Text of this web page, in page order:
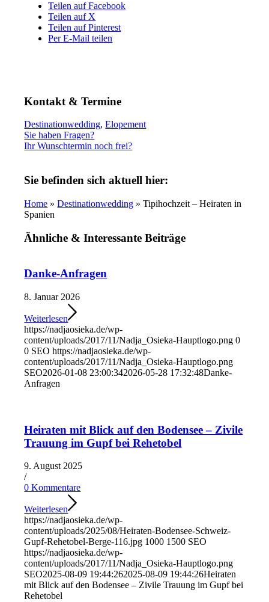
Teilen auf Facebook
Teilen auf X
Teilen auf Pinterest
Per E-Mail teilen
Kontakt & Termine
Destinationwedding,Elopement
Sie haben Fragen?
Ihr Wunschtermin noch frei?
Sie befinden sich aktuell hier:
Home »Destinationwedding » Tipihochzeit – Heiraten in
Spanien
Ähnliche & Interessante Beiträge
Danke-Anfragen
8. Januar 2026
Weiterlesen
https://nadjaosieka.de/wp-
content/uploads/2017/11/Nadja_Osieka-Hauptlogo.png 0
0 SEO https://nadjaosieka.de/wp-
content/uploads/2017/11/Nadja_Osieka-Hauptlogo.png
SEO2026-01-08 23:00:342026-05-28 17:32:48Danke-
Anfragen
Heiraten mit Blick auf den Bodensee – Zivile
Trauung im Gupf bei Rehetobel
9. August 2025
/
0 Kommentare
Weiterlesen
https://nadjaosieka.de/wp-
content/uploads/2025/08/Heiraten-Bodensee-Schweiz-
Gupf-Rehetobel-Berge-116.jpg 1000 1500 SEO
https://nadjaosieka.de/wp-
content/uploads/2017/11/Nadja_Osieka-Hauptlogo.png
SEO2025-08-09 19:44:262025-08-09 19:44:26Heiraten
mit Blick auf den Bodensee – Zivile Trauung im Gupf bei
Rehetobel